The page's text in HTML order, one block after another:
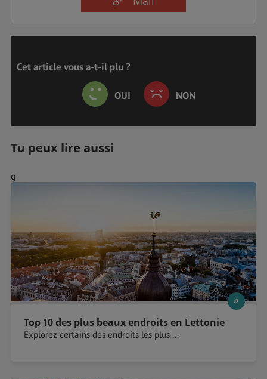
Cet article vous a-t-il plu ?
OUI NON
Tu peux lire aussi
g
Top 10 des plus beaux endroits en Lettonie
Explorez certains des endroits les plus ...